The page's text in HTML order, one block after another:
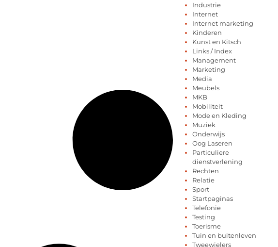
Industrie
Internet
Internet marketing
Kinderen
Kunst en Kitsch
Links / Index
Management
Marketing
Media
Meubels
MKB
Mobiliteit
Mode en Kleding
Muziek
Onderwijs
Oog Laseren
Particuliere
dienstverlening
Rechten
Relatie
Sport
Startpaginas
Telefonie
Testing
Toerisme
Tuin en buitenleven
Tweewielers